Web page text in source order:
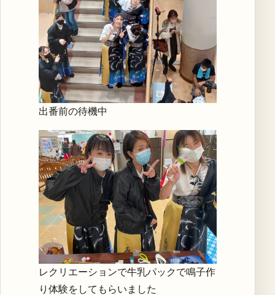
出番前の待機中
レクリエーションで牛乳パックで鳴子作
り体験をしてもらいました